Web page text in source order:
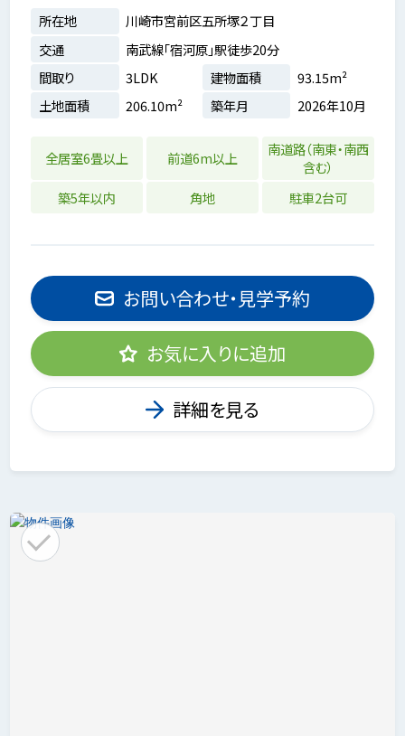
所在地
川崎市宮前区五所塚２丁目
交通
南武線「宿河原」駅徒歩20分
間取り
3LDK 建物面積
93.15m²
土地面積
206.10m² 築年月 2026年10月
全居室6畳以上 前道6m以上
南道路（南東・南西
含む）
築5年以内
角地 駐車2台可
お問い合わせ・見学予約
お気に入りに追加
詳細を見る